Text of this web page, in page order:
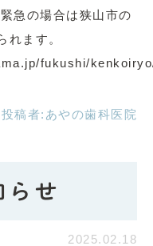
急の場合は狭山市の
れます。
fukushi/
投稿者: あやの歯科医院
らせ
2025.02.18